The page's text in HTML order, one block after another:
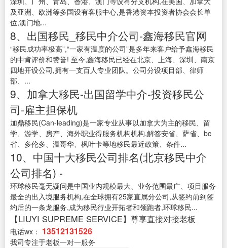
及亚洲、欧洲等多国设有客服中心,是香港资本投资者协会会长单
位,澳门地...
8、出国移民_移民中介公司-鑫海移民官网
“移民成功率极高”,“一家有温度的公司”是多年来客户给予鑫海移民
的中肯评价和赞誉! 至今,鑫海移民已经在北京、上海、深圳、南京
四地开设公司,拥有一支百人专业团队。公司分设项目部、律师
部、...
9、加拿大移民-出国留学中介-投资移民公
司-雇主担保机
加鼎移民(Can-leading)是一家专业从事以加拿大为主的移民、留
学、游学、房产、海外职业得服务机构机构,解答安省、萨省、bc
省、多伦多、温哥华、枫叶卡等地移民最近政策、条件...
10、中国十大移民公司排名(北京移民中介
公司排名) -
环球移民毫无疑问是中国业内规模最大、业务范围最广、项目服务
最全的出入境服务机构,在全球拥有25家直属分公司,从签约前到签
约后的一条龙服务,成为移民行业开拓者和领跑者,环球移民...
【LIUYI SUPREME SERVICE】尊享直接对接老板
电话wx： 13512131526
我司专注于老板一对一服务